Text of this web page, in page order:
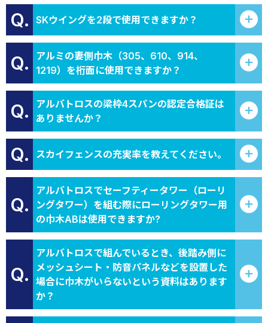
Q. SKウイングを2段で使用できますか？
Q.
アルミの妻側巾木（305、610、914、
1219）を桁面に使用できますか？
Q.
アルバトロスの梁枠4スパンの認定合格証は
ありませんか？
Q. スカイフェンスの充実率を教えてください。
Q.
アルバトロスでセーフティータワー（ローリ
ングタワー）を組む際にローリングタワー用
の巾木ABは使用できますか?
Q.
アルバトロスで組んでいるとき、後踏み側に
メッシュシート・防音パネルなどを設置した
場合に巾木がいらないという資料はあります
か？